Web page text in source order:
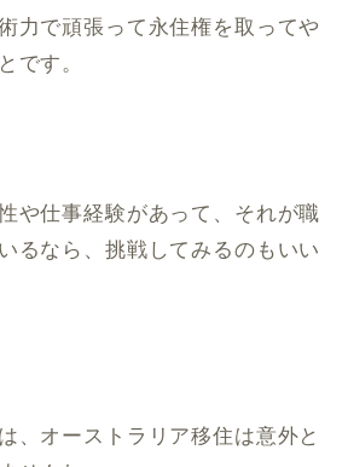
力で頑張って永住権を取ってや
です。
や仕事経験があって、それが職
るなら、挑戦してみるのもいい
、オーストラリア移住は意外と